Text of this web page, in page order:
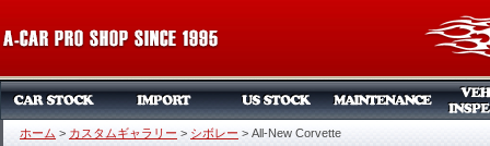
ホーム > カスタムギャラリー > シボレー > All-New Corvette